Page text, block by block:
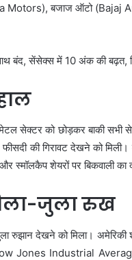
Motors), बजाज ऑटो (Bajaj
सेक्टर को छोड़कर बाकी सभी
की गिरावट देखने को
स्मॉलकैप शेयरों पर बिकवाली का
जुला रुख
रुझान देखने को मिला।
Jones Industrial Average)